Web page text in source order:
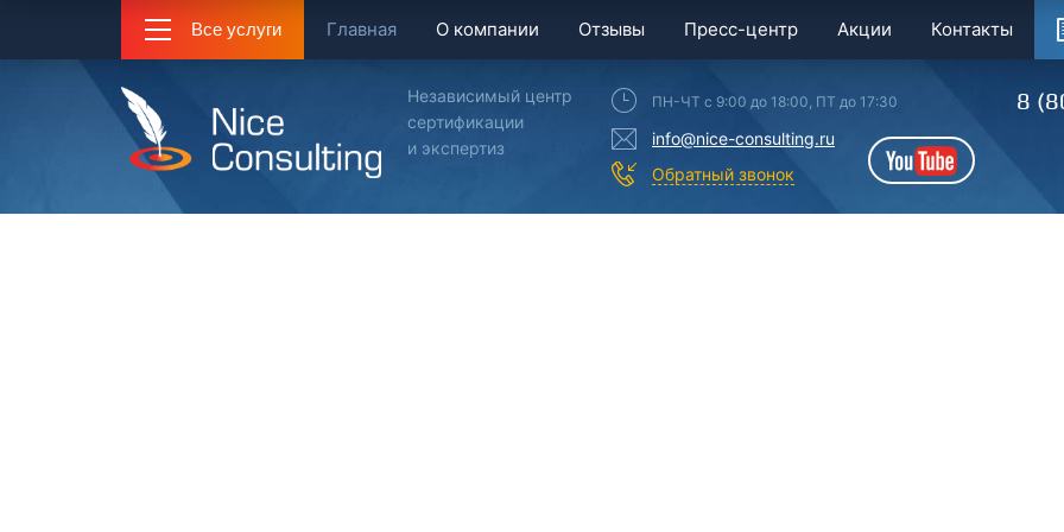
Все услуги Главная О компании Отзывы Пресс-центр Акции Контакты
Независимый центр
сертификации
и экспертиз
ПН-ЧТ с 9:00 до 18:00, ПТ до 17:30
info@nice-consulting.ru
Обратный звонок
YouTube
8